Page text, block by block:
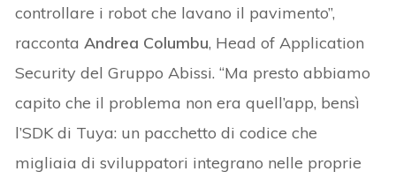
controllare i robot che lavano il pavimento”,
raccontaAndrea Columbu, Head of Application
Security del Gruppo Abissi. “Ma presto abbiamo
capito che il problema non era quell’app, bensì
l’SDK di Tuya: un pacchetto di codice che
migliaia di sviluppatori integrano nelle proprie